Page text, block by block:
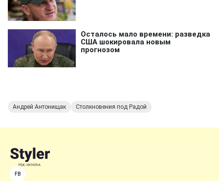
Андрей Антонищак Столкновения под Радой
FB